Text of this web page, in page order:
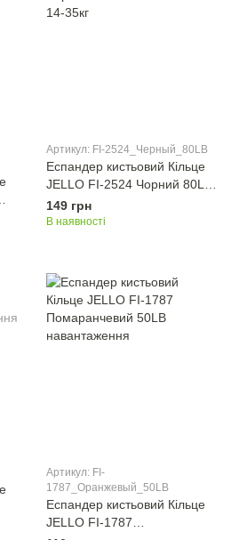
Артикул: FI-2524_Черный_80LB
Еспандер кистьовий Кільце
JELLO FI-2524 Чорний 80LB
навантаження 14-35кг
149 грн
В наявності
Артикул: FI-
1787_Оранжевый_50LB
Еспандер кистьовий Кільце
JELLO FI-1787